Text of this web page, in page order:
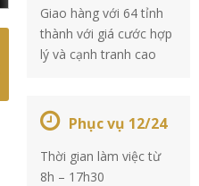
Giao hàng với 64 tỉnh
thành với giá cước hợp
lý và cạnh tranh cao
Phục vụ 12/24
Thời gian làm việc từ
8h – 17h30